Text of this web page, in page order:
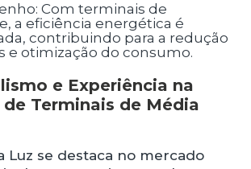
a eficiência energética é
contribuindo para a redução
e otimização do consumo.
e Experiência na
Terminais de Média
Luz se destaca no mercado